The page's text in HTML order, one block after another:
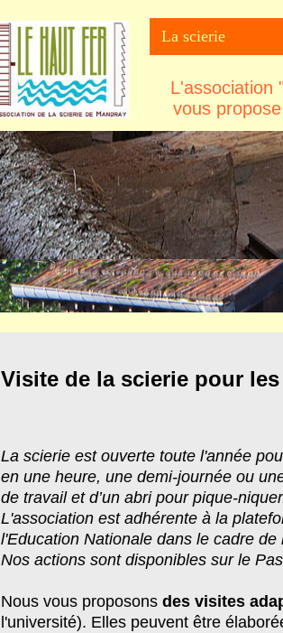
La scierie
L'association
vous
Visite de la scierie pour
La scierie est ouverte toute l'année
en une heure, une demi-journée ou
de travail et d’un abri pour pique-
L'association est adhérente à la
l'Education Nationale dans le cadre de
Nos actions sont disponibles sur le
Nous vous proposons des visites
l'université). Elles peuvent être